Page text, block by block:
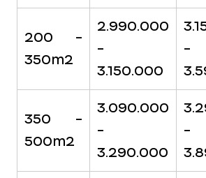
200 -
350m2
2.990.000
-
3.150.000
-
350 -
500m2
3.090.000
-
3.290.000
-